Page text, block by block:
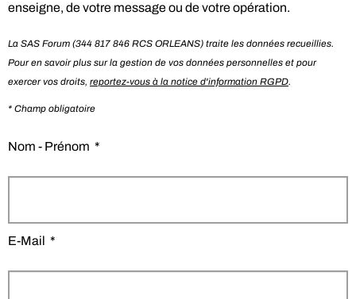
enseigne, de votre message ou de votre opération.
La SAS Forum (344 817 846 RCS ORLEANS) traite les données recueillies.
Pour en savoir plus sur la gestion de vos données personnelles et pour
exercer vos droits, reportez-vous à la notice d'information RGPD.
* Champ obligatoire
Nom - Prénom *
E-Mail *